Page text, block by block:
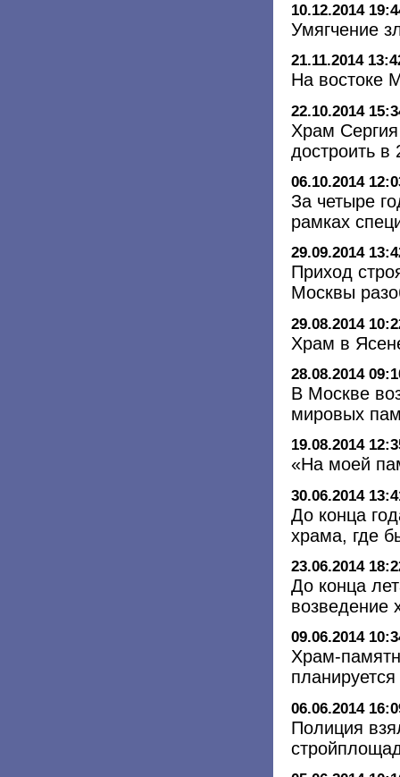
10.12.2014
Умягчение
21.11.2014
На востоке
22.10.2014
Храм
достроить в
06.10.2014
За четыре
рамках
29.09.2014
Приход
Москвы
29.08.2014
Храм в
28.08.2014
В Москве
мировых
19.08.2014
«На моей
30.06.2014
До конца
храма, где
23.06.2014
До конца
возведение
09.06.2014
Храм-
06.06.2014
Полиция